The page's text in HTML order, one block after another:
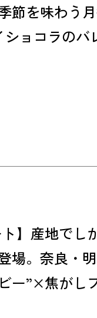
季節を味わう
ショコラの
ト】産地で
場。奈良・
ー”×焦がし